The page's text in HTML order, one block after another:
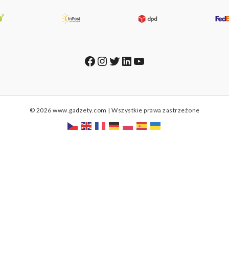
Facebook
Instagram
Twitter
LinkedIn
YouTube
© 2026 www.gadzety.com | Wszystkie prawa zastrzeżone